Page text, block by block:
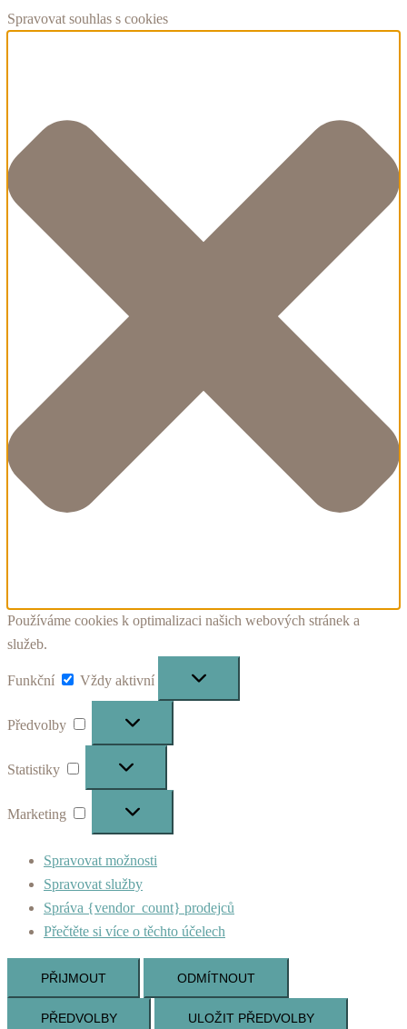
Spravovat souhlas s cookies
Používáme cookies k optimalizaci našich webových stránek a
služeb.
Funkční
Vždy aktivní
Předvolby
Statistiky
Marketing
Spravovat možnosti
Spravovat služby
Správa {vendor_count} prodejců
Přečtěte si více o těchto účelech
PŘIJMOUT ODMÍTNOUT
PŘEDVOLBY ULOŽIT PŘEDVOLBY